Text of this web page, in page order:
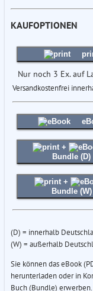
KAUFOPTIONEN
Nur noch 3 Ex. auf
Versandkostenfrei
+
Bundle (D)
+
Bundle (W)
(D) = innerhalb
(W) = außerhalb
Sie können das eBook
herunterladen oder in
Buch (Bundle)